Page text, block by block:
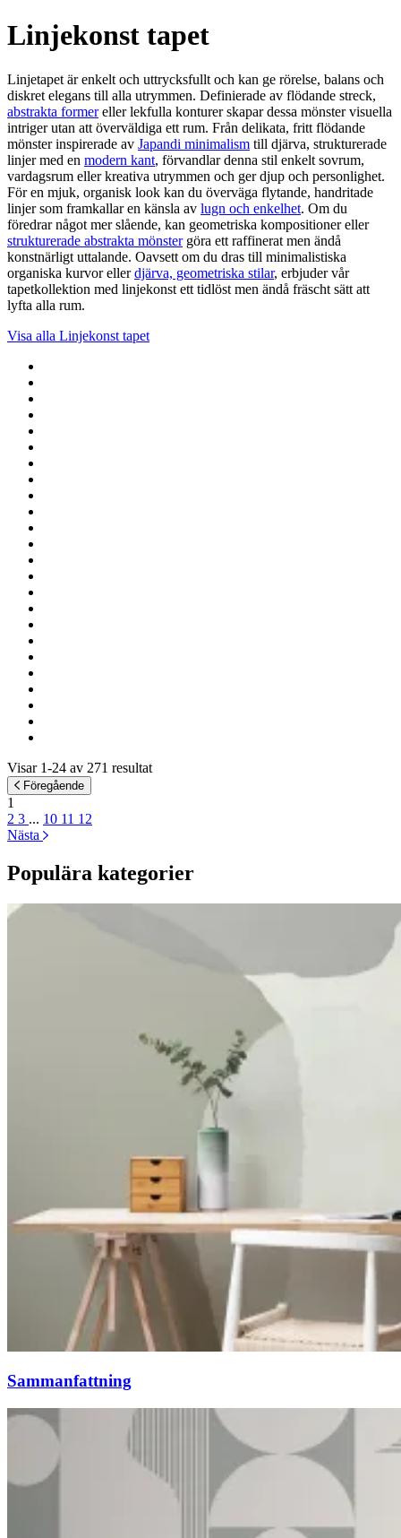
Linjekonst tapet
Linjetapet är enkelt och uttrycksfullt och kan ge rörelse, balans och
diskret elegans till alla utrymmen. Definierade av flödande streck,
abstrakta formereller lekfulla konturer skapar dessa mönster visuella
intriger utan att överväldiga ett rum. Från delikata, fritt flödande
mönster inspirerade av Japandi minimalism till djärva, strukturerade
linjer med en modern kant, förvandlar denna stil enkelt sovrum,
vardagsrum eller kreativa utrymmen och ger djup och personlighet.
För en mjuk, organisk look kan du överväga flytande, handritade
linjer som framkallar en känsla av lugn och enkelhet. Om du
föredrar något mer slående, kan geometriska kompositioner eller
strukturerade abstrakta mönstergöra ett raffinerat men ändå
konstnärligt uttalande. Oavsett om du dras till minimalistiska
organiska kurvor ellerdjärva, geometriska stilar, erbjuder vår
tapetkollektion med linjekonst ett tidlöst men ändå fräscht sätt att
lyfta alla rum.
Visa alla Linjekonst tapet
Visar 1-24 av 271 resultat
Föregående
1
2 3 ... 10 11 12
Nästa
Populära kategorier
Sammanfattning